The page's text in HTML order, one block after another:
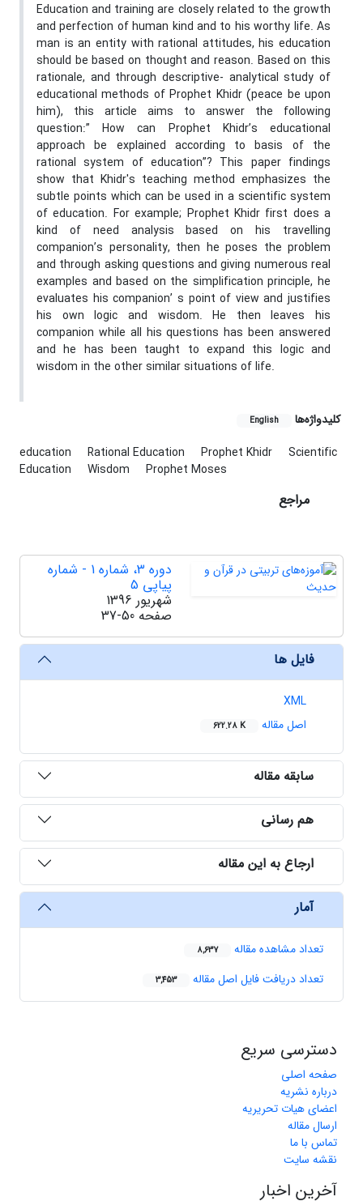
Education and training are closely related to the growth
and perfection of human kind and to his worthy life. As
man is an entity with rational attitudes, his education
should be based on thought and reason. Based on this
rationale, and through descriptive- analytical study of
educational methods of Prophet Khidr (peace be upon
him), this article aims to answer the following
question:” How can Prophet Khidr’s educational
approach be explained according to basis of the
rational system of education”? This paper findings
show that Khidr's teaching method emphasizes the
subtle points which can be used in a scientific system
of education. For example; Prophet Khidr first does a
kind of need analysis based on his travelling
companion’s personality, then he poses the problem
and through asking questions and giving numerous real
examples and based on the simplification principle, he
evaluates his companion’ s point of view and justifies
his own logic and wisdom. He then leaves his
companion while all his questions has been answered
and he has been taught to expand this logic and
wisdom in the other similar situations of life.
کلیدواژه‌ها English
education Rational Education Prophet Khidr
Scientific
Education
Wisdom Prophet Moses
مراجع
دوره 3، شماره 1 - شماره
پیاپی 5
شهریور 1396
صفحه 37-50
فایل ها
XML
اصل مقاله
622.28 K
سابقه مقاله
هم رسانی
ارجاع به این مقاله
آمار
تعداد مشاهده مقاله 8,637
تعداد دریافت فایل اصل مقاله 3,453
دسترسی سریع
صفحه اصلی
درباره نشریه
اعضای هیات تحریریه
ارسال مقاله
تماس با ما
نقشه سایت
آخرین اخبار